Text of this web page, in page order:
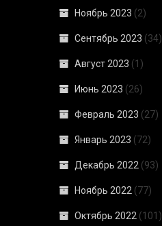
Ноябрь 2023 (2)
Сентябрь 2023 (34)
Август 2023 (1)
Июнь 2023 (26)
Февраль 2023 (27)
Январь 2023 (72)
Декабрь 2022 (93)
Ноябрь 2022 (77)
Октябрь 2022 (101)